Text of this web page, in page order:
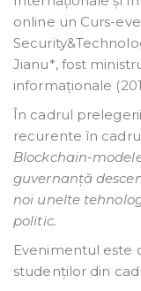
online un Curs-
Jianu*, fost
informaționale
În cadrul
recurente în
Blockchain-
guvernanță
noi unelte
politic.
Evenimentul este
studenților din